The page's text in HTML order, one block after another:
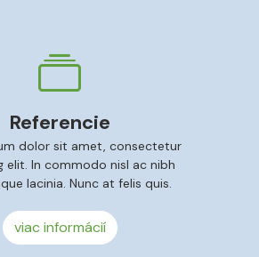
Referencie
dolor sit amet, consectetur
elit. In commodo nisl ac nibh
lacinia. Nunc at felis quis.
viac informácií